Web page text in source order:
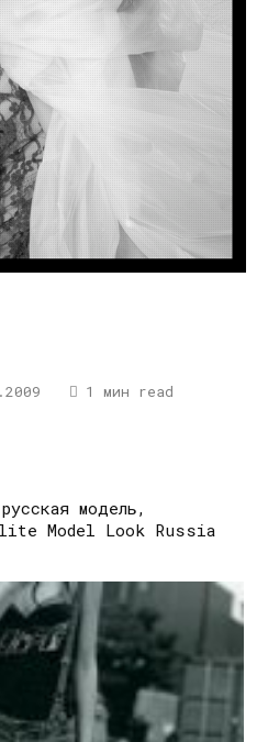
1 мин read
модель,
Model Look Russia